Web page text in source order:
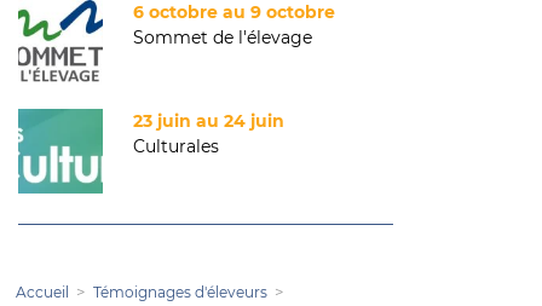
6 octobre au 9 octobre
Sommet de l'élevage
23 juin au 24 juin
Culturales
Accueil
Témoignages d'éleveurs